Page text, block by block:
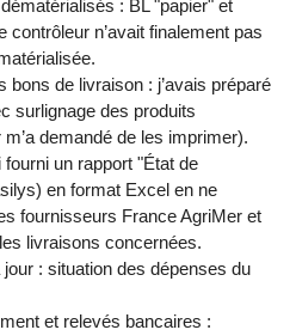
: BL "papier" et
contrôleur n’avait finalement pas
bons de livraison : j’avais préparé
surlignage des produits
demandé de les imprimer).
un rapport "État de
en format Excel en ne
fournisseurs France AgriMer et
livraisons concernées.
: situation des dépenses du
et relevés bancaires :